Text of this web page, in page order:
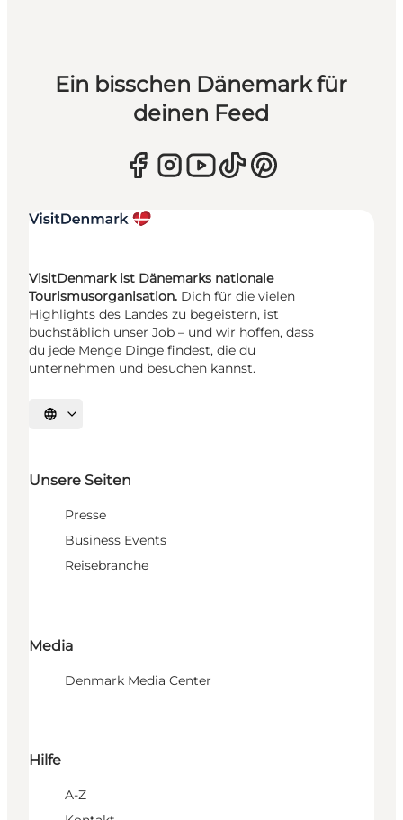
Ein bisschen Dänemark für
deinen Feed
VisitDenmark ist Dänemarks nationale
Tourismusorganisation. Dich für die vielen
Highlights des Landes zu begeistern, ist
buchstäblich unser Job – und wir hoffen, dass
du jede Menge Dinge findest, die du
unternehmen und besuchen kannst.
Sprache auswählen
Unsere Seiten
Presse
Business Events
Reisebranche
Media
Denmark Media Center
Hilfe
A-Z